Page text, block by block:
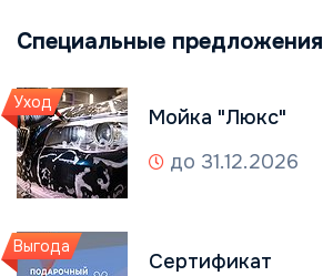
Специальные предложения
Уход
Мойка "Люкс"
до 31.12.2026
Выгода
Сертификат